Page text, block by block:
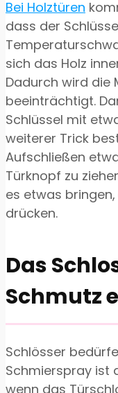
Bei Holztüren
dass der
sich das Holz
Dadurch wird die
beeinträchtigt.
Schlüssel mit
weiterer Trick
Aufschließen
Türknopf zu
es etwas
drücken.
Das
Schmutz
Schlösser
Schmierspray ist
wenn das